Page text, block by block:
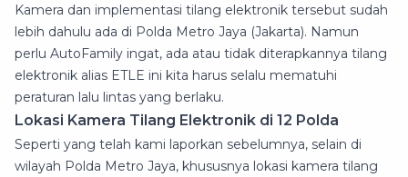
Kamera dan implementasi tilang elektronik tersebut sudah
lebih dahulu ada di Polda Metro Jaya (Jakarta). Namun
perlu AutoFamily ingat, ada atau tidak diterapkannya tilang
elektronik alias ETLE ini kita harus selalu mematuhi
peraturan lalu lintas yang berlaku.
Lokasi Kamera Tilang Elektronik di 12 Polda
Seperti yang telah kami laporkan sebelumnya, selain di
wilayah Polda Metro Jaya, khususnya lokasi kamera tilang